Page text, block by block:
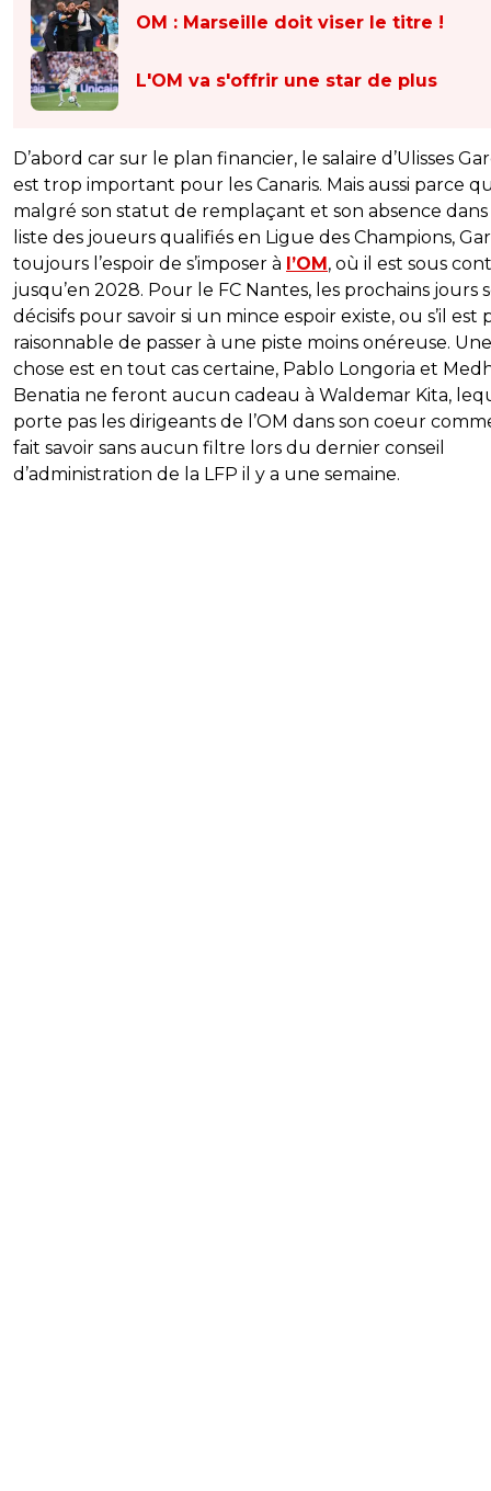
OM : Marseille doit viser le titre !
L'OM va s'offrir une star de plus
D’abord car sur le plan financier, le salaire d’Ulisses
est trop important pour les Canaris. Mais aussi parce
malgré son statut de remplaçant et son absence dans
liste des joueurs qualifiés en Ligue des Champions,
toujours l’espoir de s’imposer à l’OM, où il est sous
jusqu’en 2028. Pour le FC Nantes, les prochains jours
décisifs pour savoir si un mince espoir existe, ou s’il est
raisonnable de passer à une piste moins onéreuse. Une
chose est en tout cas certaine, Pablo Longoria et
Benatia ne feront aucun cadeau à Waldemar Kita,
porte pas les dirigeants de l’OM dans son coeur
fait savoir sans aucun filtre lors du dernier conseil
d’administration de la LFP il y a une semaine.